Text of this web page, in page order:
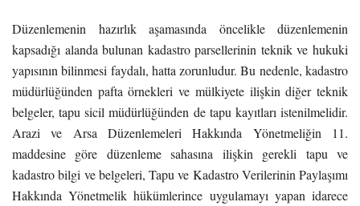
Düzenlemenin hazırlık aşamasında öncelikle düzenlemenin
kapsadığı alanda bulunan kadastro parsellerinin teknik ve hukuki
yapısının bilinmesi faydalı, hatta zorunludur. Bu nedenle, kadastro
müdürlüğünden pafta örnekleri ve mülkiyete ilişkin diğer teknik
belgeler, tapu sicil müdürlüğünden de tapu kayıtları istenilmelidir.
Arazi ve Arsa Düzenlemeleri Hakkında Yönetmeliğin 11.
maddesine göre düzenleme sahasına ilişkin gerekli tapu ve
kadastro bilgi ve belgeleri, Tapu ve Kadastro Verilerinin Paylaşımı
Hakkında Yönetmelik hükümlerince uygulamayı yapan idarece